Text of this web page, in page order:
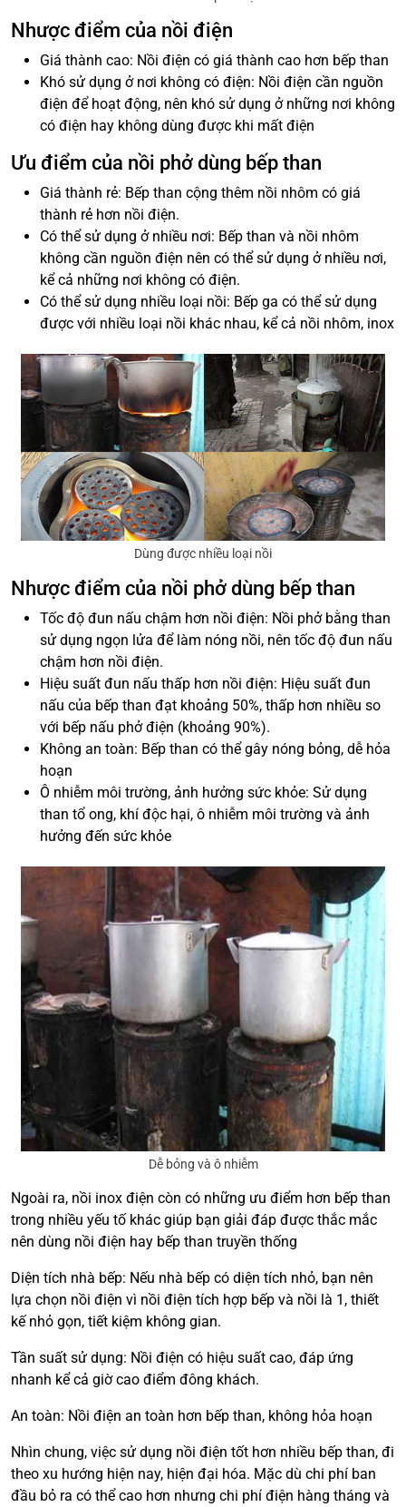
Nhược điểm của nồi điện
Giá thành cao: Nồi điện có giá thành cao hơn bếp than
Khó sử dụng ở nơi không có điện: Nồi điện cần nguồn
điện để hoạt động, nên khó sử dụng ở những nơi không
có điện hay không dùng được khi mất điện
Ưu điểm của nồi phở dùng bếp than
Giá thành rẻ: Bếp than cộng thêm nồi nhôm có giá
thành rẻ hơn nồi điện.
Có thể sử dụng ở nhiều nơi: Bếp than và nồi nhôm
không cần nguồn điện nên có thể sử dụng ở nhiều nơi,
kể cả những nơi không có điện.
Có thể sử dụng nhiều loại nồi: Bếp ga có thể sử dụng
được với nhiều loại nồi khác nhau, kể cả nồi nhôm, inox
Dùng được nhiều loại nồi
Nhược điểm của nồi phở dùng bếp than
Tốc độ đun nấu chậm hơn nồi điện: Nồi phở bằng than
sử dụng ngọn lửa để làm nóng nồi, nên tốc độ đun nấu
chậm hơn nồi điện.
Hiệu suất đun nấu thấp hơn nồi điện: Hiệu suất đun
nấu của bếp than đạt khoảng 50%, thấp hơn nhiều so
với bếp nấu phở điện (khoảng 90%).
Không an toàn: Bếp than có thể gây nóng bỏng, dễ hỏa
hoạn
Ô nhiễm môi trường, ảnh hưởng sức khỏe: Sử dụng
than tổ ong, khí độc hại, ô nhiễm môi trường và ảnh
hưởng đến sức khỏe
Dễ bỏng và ô nhiễm
Ngoài ra, nồi inox điện còn có những ưu điểm hơn bếp than
trong nhiều yếu tố khác giúp bạn giải đáp được thắc mắc
nên dùng nồi điện hay bếp than truyền thống
Diện tích nhà bếp: Nếu nhà bếp có diện tích nhỏ, bạn nên
lựa chọn nồi điện vì nồi điện tích hợp bếp và nồi là 1, thiết
kế nhỏ gọn, tiết kiệm không gian.
Tần suất sử dụng: Nồi điện có hiệu suất cao, đáp ứng
nhanh kể cả giờ cao điểm đông khách.
An toàn: Nồi điện an toàn hơn bếp than, không hỏa hoạn
Nhìn chung, việc sử dụng nồi điện tốt hơn nhiều bếp than, đi
theo xu hướng hiện nay, hiện đại hóa. Mặc dù chi phí ban
đầu bỏ ra có thể cao hơn nhưng chi phí điện hàng tháng và